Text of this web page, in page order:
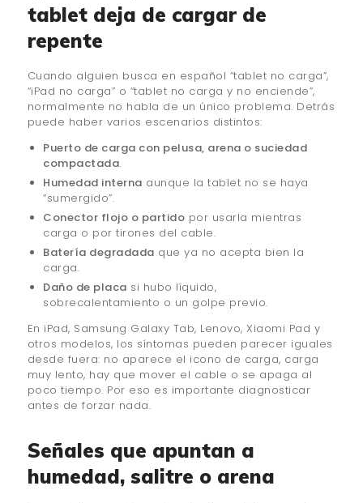
tablet deja de cargar de
repente
Cuando alguien busca en español “tablet no carga”,
“iPad no carga” o “tablet no carga y no enciende”,
normalmente no habla de un único problema. Detrás
puede haber varios escenarios distintos:
Puerto de carga con pelusa, arena o suciedad
compactada.
Humedad interna aunque la tablet no se haya
“sumergido”.
Conector flojo o partido por usarla mientras
carga o por tirones del cable.
Batería degradada que ya no acepta bien la
carga.
Daño de placa si hubo líquido,
sobrecalentamiento o un golpe previo.
En iPad, Samsung Galaxy Tab, Lenovo, Xiaomi Pad y
otros modelos, los síntomas pueden parecer iguales
desde fuera: no aparece el icono de carga, carga
muy lento, hay que mover el cable o se apaga al
poco tiempo. Por eso es importante diagnosticar
antes de forzar nada.
Señales que apuntan a
humedad, salitre o arena